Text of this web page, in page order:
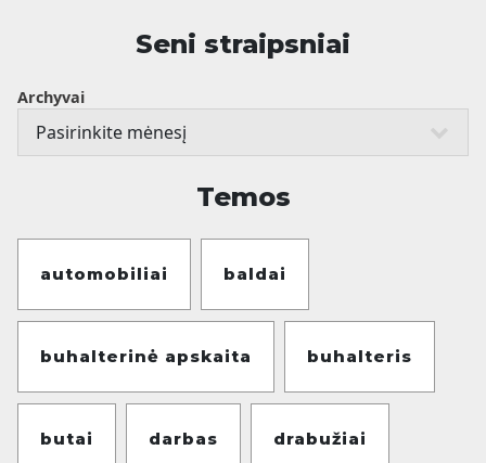
Seni straipsniai
Archyvai
Temos
automobiliai baldai
buhalterinė apskaita buhalteris
butai darbas drabužiai